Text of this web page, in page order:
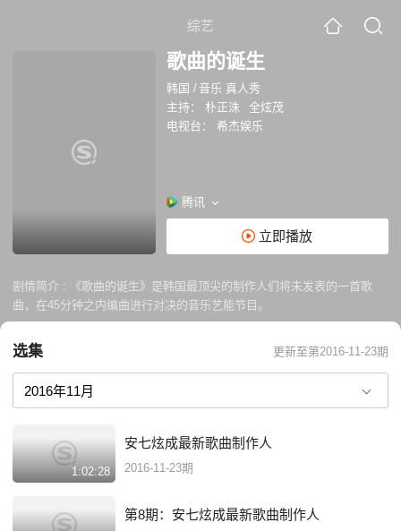
综艺
歌曲的诞生
韩国 / 音乐 真人秀
主持：
朴正洙
全炫茂
电视台：
希杰娱乐
腾讯
立即播放
剧情简介 :
《歌曲的诞生》是韩国最顶尖的制作人们将未发表的一首歌
曲，在45分钟之内编曲进行对决的音乐艺能节目。
选集 更新至第2016-11-23期
1:02:28
安七炫成最新歌曲制作人
2016-11-23期
第8期：安七炫成最新歌曲制作人